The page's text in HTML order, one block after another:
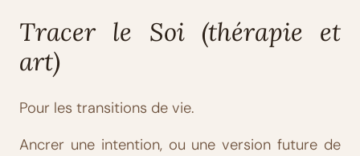
Tracer le Soi (thérapie et
art)
Pour les transitions de vie.
Ancrer une intention, ou une version future de